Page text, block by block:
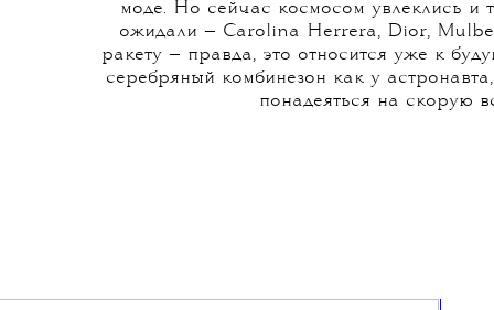
моде. Но сейчас космосом увлеклись и
ожидали — Carolina Herrera, Dior,
ракету — правда, это относится уже к
серебряный комбинезон как у
понадеяться на скорую